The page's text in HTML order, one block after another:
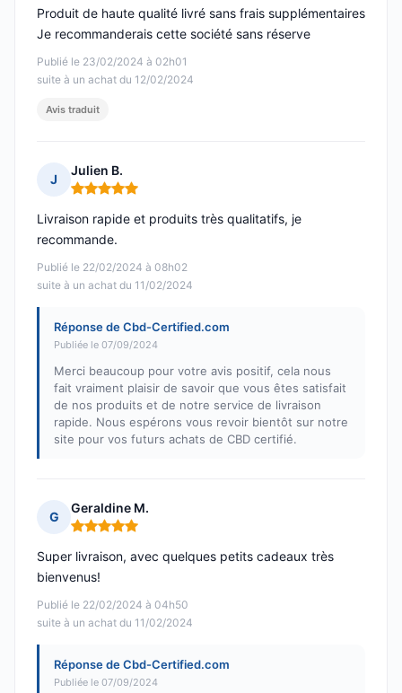
Publié le 23/02/2024 à 02h01
suite à un achat du 12/02/2024
Produit de haute qualité livré sans frais supplémentaires
Je recommanderais cette société sans réserve
Avis traduit
J
Julien B.
Note : 5 sur 5
Publié le 22/02/2024 à 08h02
suite à un achat du 11/02/2024
Livraison rapide et produits très qualitatifs, je
recommande.
Réponse de Cbd-Certified.com
Publiée le 07/09/2024
Merci beaucoup pour votre avis positif, cela nous
fait vraiment plaisir de savoir que vous êtes satisfait
de nos produits et de notre service de livraison
rapide. Nous espérons vous revoir bientôt sur notre
site pour vos futurs achats de CBD certifié.
G
Geraldine M.
Note : 5 sur 5
Publié le 22/02/2024 à 04h50
suite à un achat du 11/02/2024
Super livraison, avec quelques petits cadeaux très
bienvenus!
Réponse de Cbd-Certified.com
Publiée le 07/09/2024